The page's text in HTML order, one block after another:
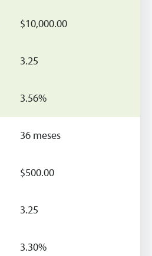
$10,000.00
3.25
3.56%
36 meses
$500.00
3.25
3.30%